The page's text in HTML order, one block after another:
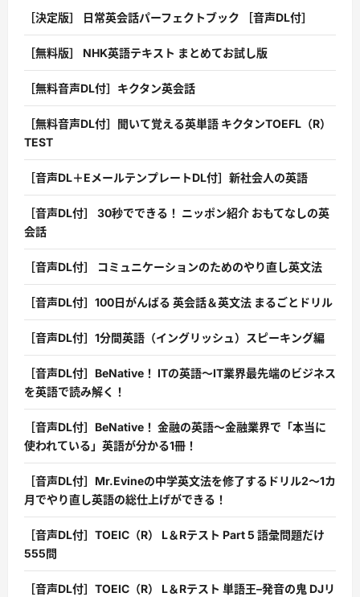
［決定版］ 日常英会話パーフェクトブック ［音声DL付］
［無料版］ NHK英語テキスト まとめてお試し版
［無料音声DL付］キクタン英会話
［無料音声DL付］聞いて覚える英単語 キクタンTOEFL（R）
TEST
［音声DL＋EメールテンプレートDL付］新社会人の英語
［音声DL付］ 30秒でできる！ ニッポン紹介 おもてなしの英
会話
［音声DL付］ コミュニケーションのためのやり直し英文法
［音声DL付］100日がんばる 英会話＆英文法 まるごとドリル
［音声DL付］1分間英語（イングリッシュ）スピーキング編
［音声DL付］BeNative！ ITの英語〜IT業界最先端のビジネス
を英語で読み解く！
［音声DL付］BeNative！ 金融の英語〜金融業界で「本当に
使われている」英語が分かる1冊！
［音声DL付］Mr.Evineの中学英文法を修了するドリル2〜1カ
月でやり直し英語の総仕上げができる！
［音声DL付］TOEIC（R） L＆Rテスト Part 5 語彙問題だけ
555問
［音声DL付］TOEIC（R） L＆Rテスト 単語王–発音の鬼 DJリ